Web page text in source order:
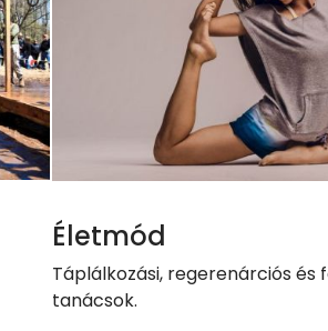
Életmód
Táplálkozási, regerenárciós és
tanácsok.